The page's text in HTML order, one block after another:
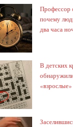
Профессор
почему
два часа
В детских